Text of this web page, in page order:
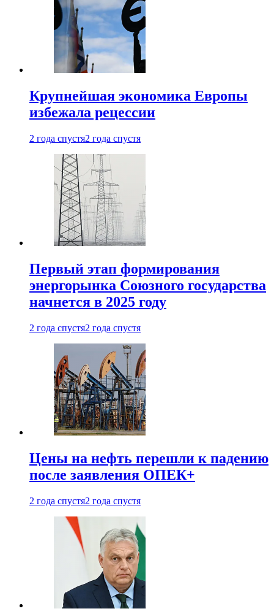
Крупнейшая экономика Европы
избежала рецессии
2 года спустя2 года спустя
Первый этап формирования
энергорынка Союзного государства
начнется в 2025 году
2 года спустя2 года спустя
Цены на нефть перешли к падению
после заявления ОПЕК+
2 года спустя2 года спустя